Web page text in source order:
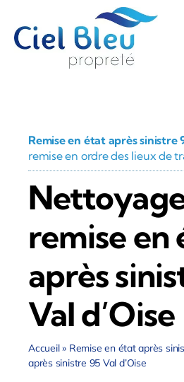
contenu
Remise en état après sinistre
remise en ordre des lieux de
remise en
après
Val d’Oise
Accueil» Remise en état après
après sinistre 95 Val d’Oise